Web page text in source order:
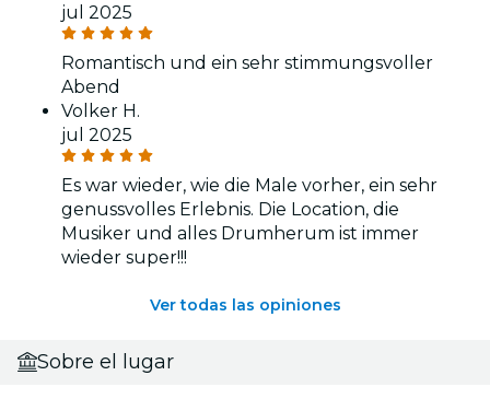
jul 2025
Romantisch und ein sehr stimmungsvoller
Abend
Volker H.
jul 2025
Es war wieder, wie die Male vorher, ein sehr
genussvolles Erlebnis. Die Location, die
Musiker und alles Drumherum ist immer
wieder super!!!
Ver todas las opiniones
Sobre el lugar